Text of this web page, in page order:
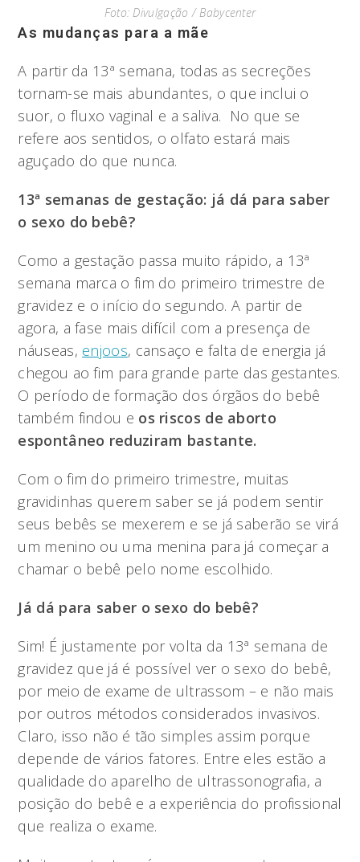
Foto: Divulgação / Babycenter
As mudanças para a mãe
A partir da 13ª semana, todas as secreções
tornam-se mais abundantes, o que inclui o
suor, o fluxo vaginal e a saliva. No que se
refere aos sentidos, o olfato estará mais
aguçado do que nunca.
13ª semanas de gestação: já dá para saber
o sexo do bebê?
Como a gestação passa muito rápido, a 13ª
semana marca o fim do primeiro trimestre de
gravidez e o início do segundo. A partir de
agora, a fase mais difícil com a presença de
náuseas, enjoos, cansaço e falta de energia já
chegou ao fim para grande parte das gestantes.
O período de formação dos órgãos do bebê
também findou e os riscos de aborto
espontâneo reduziram bastante.
Com o fim do primeiro trimestre, muitas
gravidinhas querem saber se já podem sentir
seus bebês se mexerem e se já saberão se virá
um menino ou uma menina para já começar a
chamar o bebê pelo nome escolhido.
Já dá para saber o sexo do bebê?
Sim! É justamente por volta da 13ª semana de
gravidez que já é possível ver o sexo do bebê,
por meio de exame de ultrassom – e não mais
por outros métodos considerados invasivos.
Claro, isso não é tão simples assim porque
depende de vários fatores. Entre eles estão a
qualidade do aparelho de ultrassonografia, a
posição do bebê e a experiência do profissional
que realiza o exame.